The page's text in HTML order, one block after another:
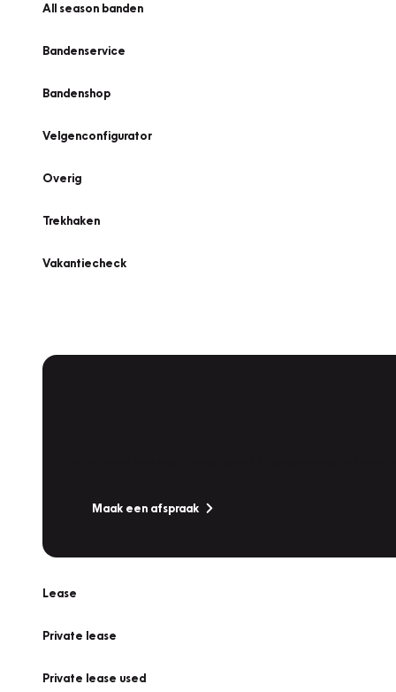
All season banden
Bandenservice
Bandenshop
Velgenconfigurator
Overig
Trekhaken
Vakantiecheck
Maak een afspraak
Lease
Private lease
Private lease used